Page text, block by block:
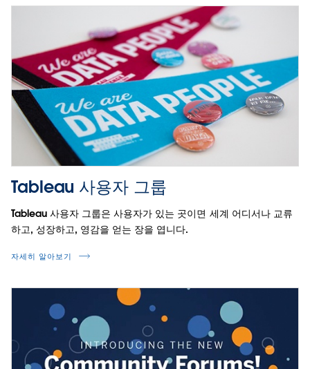
Tableau 사용자 그룹
Tableau 사용자 그룹은 사용자가 있는 곳이면 세계 어디서나 교류
하고, 성장하고, 영감을 얻는 장을 엽니다.
자세히 알아보기